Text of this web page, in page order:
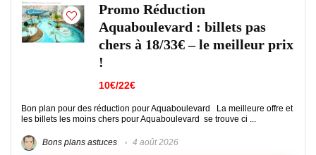
Promo Réduction
Aquaboulevard : billets pas
chers à 18/33€ – le meilleur prix
!
10€/22€
Bon plan pour des réduction pour Aquaboulevard La meilleure offre et
les billets les moins chers pour Aquaboulevard se trouve ci ...
Bons plans astuces 4 août 2026